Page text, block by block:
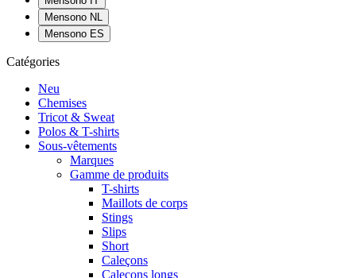
Mensono NL
Mensono ES
Catégories
Neu
Chemises
Tricot & Sweat
Polos & T-shirts
Sous-vêtements
Marques
Gamme de produits
T-shirts
Maillots de corps
Stings
Slips
Short
Caleçons
Caleçons longs